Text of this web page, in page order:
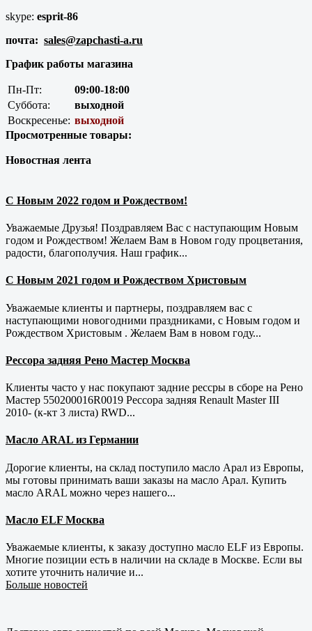
skype: esprit-86
почта: sales@zapchasti-a.ru
График работы магазина
Пн-Пт:
09:00-18:00
Суббота:
выходной
Воскресенье: выходной
Просмотренные товары:
Новостная лента
С Новым 2022 годом и Рождеством!
Уважаемые Друзья! Поздравляем Вас с наступающим Новым
годом и Рождеством! Желаем Вам в Новом году процветания,
радости, благополучия. Наш график...
С Новым 2021 годом и Рождеством Христовым
Уважаемые клиенты и партнеры, поздравляем вас с
наступающими новогодними праздниками, с Новым годом и
Рождеством Христовым . Желаем Вам в новом году...
Рессора задняя Рено Мастер Москва
Клиенты часто у нас покупают задние рессры в сборе на Рено
Мастер 550200016R0019 Рессора задняя Renault Master III
2010- (к-кт 3 листа) RWD...
Масло ARAL из Германии
Дорогие клиенты, на склад поступило масло Арал из Европы,
мы готовы принимать ваши заказы на масло Арал. Купить
масло ARAL можно через нашего...
Масло ELF Москва
Уважаемые клиенты, к заказу доступно масло ELF из Европы.
Многие позиции есть в наличии на складе в Москве. Если вы
хотите уточнить наличие и...
Больше новостей